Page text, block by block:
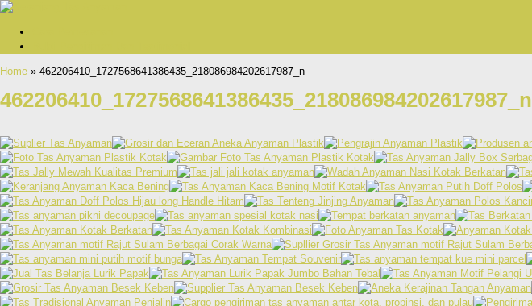
Home » 462206410_1727568641386435_218086984202617987_n
462206410_1727568641386435_218086984202617987_n